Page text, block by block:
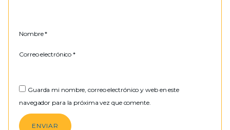
Nombre*
Correo electrónico*
Guarda mi nombre, correo electrónico y web en este
navegador para la próxima vez que comente.